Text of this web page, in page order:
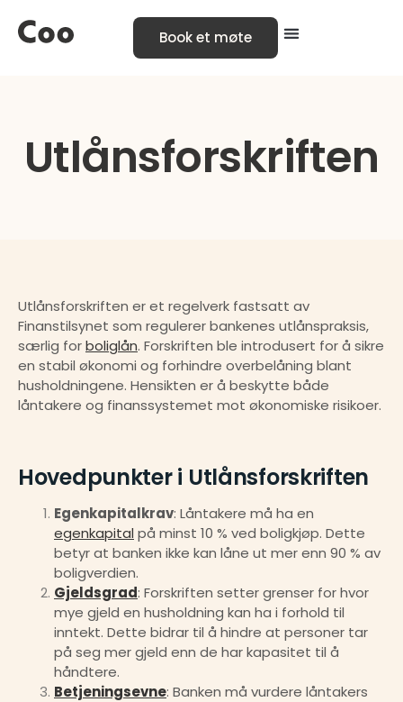
Book et møte
Utlånsforskriften
Utlånsforskriften er et regelverk fastsatt av
Finanstilsynet som regulerer bankenes utlånspraksis,
særlig for boliglån. Forskriften ble introdusert for å sikre
en stabil økonomi og forhindre overbelåning blant
husholdningene. Hensikten er å beskytte både
låntakere og finanssystemet mot økonomiske risikoer.
Hovedpunkter i Utlånsforskriften
Egenkapitalkrav
egenkapital på minst 10 % ved boligkjøp. Dette
betyr at banken ikke kan låne ut mer enn 90 % av
boligverdien.
Gjeldsgrad: Forskriften setter grenser for hvor
mye gjeld en husholdning kan ha i forhold til
inntekt. Dette bidrar til å hindre at personer tar
på seg mer gjeld enn de har kapasitet til å
håndtere.
Betjeningsevne: Banken må vurdere låntakers